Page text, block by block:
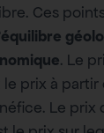
Ces
. Le
prix à partir
Le prix